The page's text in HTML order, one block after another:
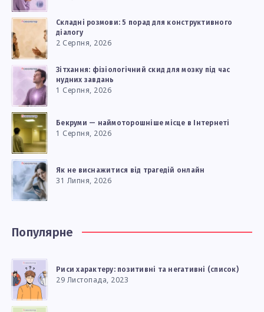
Складні розмови: 5 порад для конструктивного
діалогу
2 Серпня, 2026
Зітхання: фізіологічний скид для мозку під час
нудних завдань
1 Серпня, 2026
Бекруми — наймоторошніше місце в Інтернеті
1 Серпня, 2026
Як не виснажитися від трагедій онлайн
31 Липня, 2026
Популярне
Риси характеру: позитивні та негативні (список)
29 Листопада, 2023